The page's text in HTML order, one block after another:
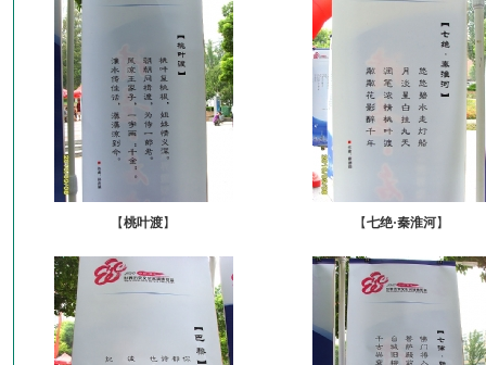
【桃叶渡】 【七绝·秦淮河】